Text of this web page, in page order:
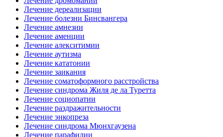
Лечение дереализации
Лечение болезни Бинсвангера
Лечение амнезии
Лечение аменции
Лечение алекситимии
Лечение аутизма
Лечение кататонии
Лечение заикания
Лечение соматоформного расстройства
Лечение синдрома Жиля де ла Туретта
Лечение социопатии
Лечение раздражительности
Лечение энкопреза
Лечение синдрома Мюнхгаузена
Лечение парафилии